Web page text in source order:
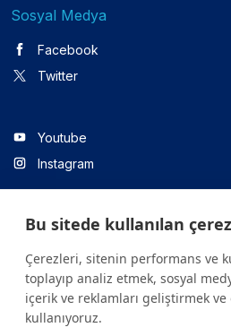
Sosyal Medya
Facebook
Twitter
Youtube
Instagram
Linkedin
Sitede yer alan tüm içerikler yalnızca
Sağlığınızla ilgili sorularınız için
Bu sitede kullanılan
Çerezleri, sitenin performans ve
toplayıp analiz etmek, sosyal
içerik ve reklamları geliştirmek
kullanıyoruz.